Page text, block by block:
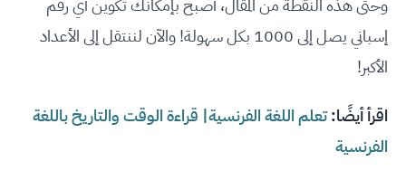
وحتى هذه النقطة من المقال، أصبح بإمكانك تكوين أي رقم
إسباني يصل إلى 1000 بكل سهولة! والآن لننتقل إلى الأعداد
الأكبر!
اقرأ أيضًا:تعلم اللغة الفرنسية| قراءة الوقت والتاريخ باللغة
الفرنسية